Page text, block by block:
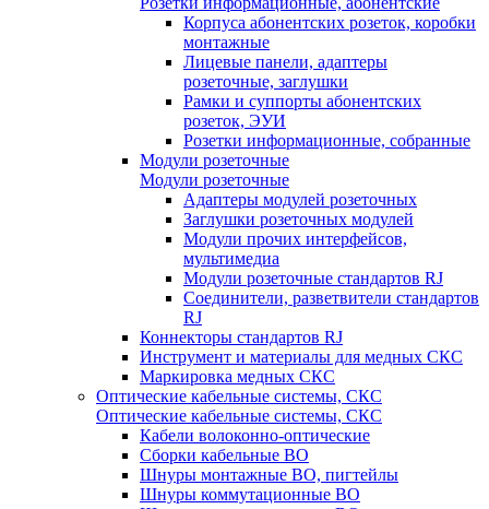
Корпуса абонентских розеток, коробки
монтажные
Лицевые панели, адаптеры
розеточные, заглушки
Рамки и суппорты абонентских
розеток, ЭУИ
Розетки информационные, собранные
Модули розеточные
Модули розеточные
Адаптеры модулей розеточных
Заглушки розеточных модулей
Модули прочих интерфейсов,
мультимедиа
Модули розеточные стандартов RJ
Соединители, разветвители стандартов
RJ
Коннекторы стандартов RJ
Инструмент и материалы для медных СКС
Маркировка медных СКС
Оптические кабельные системы, СКС
Оптические кабельные системы, СКС
Кабели волоконно-оптические
Сборки кабельные ВО
Шнуры монтажные ВО, пигтейлы
Шнуры коммутационные ВО